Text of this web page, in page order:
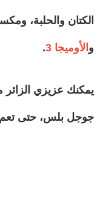
الكتان والحلبة،
و الأوميجا 3 .
يمكنك عزيزي الزائر
جوجل بلس، حتى تعم